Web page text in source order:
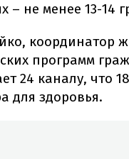
– не менее 13-14
координатор
программ
24 каналу, что
для здоровья.